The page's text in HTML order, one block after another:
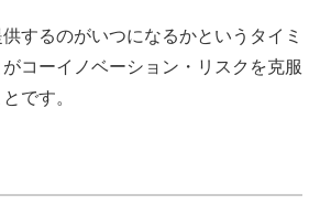
するのがいつになるかというタイミ
コーイノベーション・リスクを克服
です。